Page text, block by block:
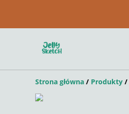
Strona główna / Produkty /